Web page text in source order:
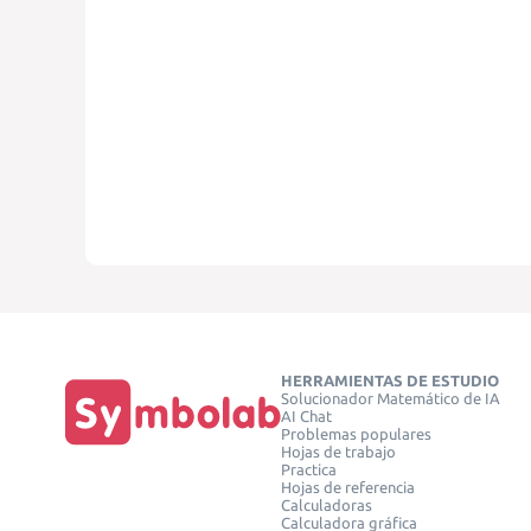
HERRAMIENTAS DE ESTUDIO
Solucionador Matemático de IA
AI Chat
Problemas populares
Hojas de trabajo
Practica
Hojas de referencia
Calculadoras
Calculadora gráfica